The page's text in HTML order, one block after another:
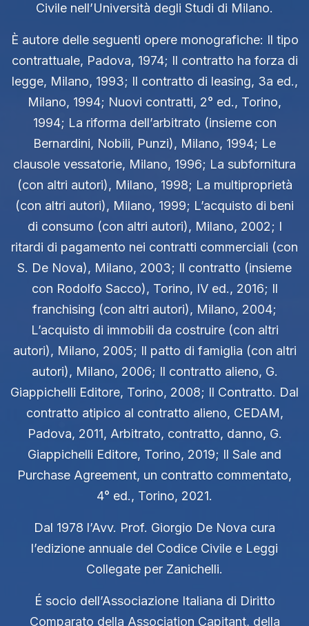
Civile nell’Università degli Studi di Milano.
È autore delle seguenti opere monografiche: Il tipo
contrattuale, Padova, 1974; Il contratto ha forza di
legge, Milano, 1993; Il contratto di leasing, 3a ed.,
Milano, 1994; Nuovi contratti, 2° ed., Torino,
1994; La riforma dell’arbitrato (insieme con
Bernardini, Nobili, Punzi), Milano, 1994; Le
clausole vessatorie, Milano, 1996; La subfornitura
(con altri autori), Milano, 1998; La multiproprietà
(con altri autori), Milano, 1999; L’acquisto di beni
di consumo (con altri autori), Milano, 2002; I
ritardi di pagamento nei contratti commerciali (con
S. De Nova), Milano, 2003; Il contratto (insieme
con Rodolfo Sacco), Torino, IV ed., 2016; Il
franchising (con altri autori), Milano, 2004;
L’acquisto di immobili da costruire (con altri
autori), Milano, 2005; Il patto di famiglia (con altri
autori), Milano, 2006; Il contratto alieno, G.
Giappichelli Editore, Torino, 2008; Il Contratto. Dal
contratto atipico al contratto alieno, CEDAM,
Padova, 2011, Arbitrato, contratto, danno, G.
Giappichelli Editore, Torino, 2019; Il Sale and
Purchase Agreement, un contratto commentato,
4° ed., Torino, 2021.
Dal 1978 l’Avv. Prof. Giorgio De Nova cura
l’edizione annuale del Codice Civile e Leggi
Collegate per Zanichelli.
É socio dell’Associazione Italiana di Diritto
Comparato della Association Capitant, della